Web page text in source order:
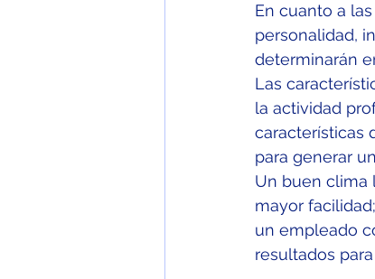
En cuanto a
personalidad,
determinarán
Las
la actividad
características
para generar
Un buen clima
mayor
un empleado
resultados